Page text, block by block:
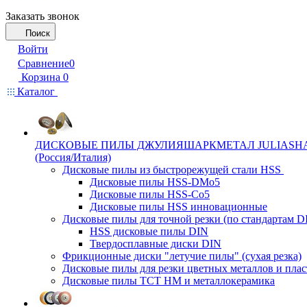
Заказать звонок
Поиск
Войти
Сравнение0
Корзина 0
Каталог
ДИСКОВЫЕ ПИЛЫ ДЖУЛИЯШАРКМЕТАЛ
(Россия/Италия)
Дисковые пилы из быстрорежущей стали HSS
Дисковые пилы HSS-DMo5
Дисковые пилы HSS-Co5
Дисковые пилы HSS инновационные
Дисковые пилы для точной резки (по стандартам
HSS дисковые пилы DIN
Твердосплавные диски DIN
Фрикционные диски "летучие пилы" (сухая резка)
Дисковые пилы для резки цветных металлов и
Дисковые пилы ТСТ НМ и металлокерамика